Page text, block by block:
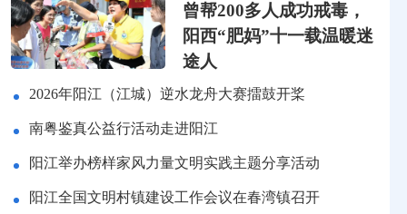
曾帮200多人成功戒毒，
阳西“肥妈”十一载温暖迷
途人
2026年阳江（江城）逆水龙舟大赛擂鼓开桨
南粤鉴真公益行活动走进阳江
阳江举办榜样家风力量文明实践主题分享活动
阳江全国文明村镇建设工作会议在春湾镇召开